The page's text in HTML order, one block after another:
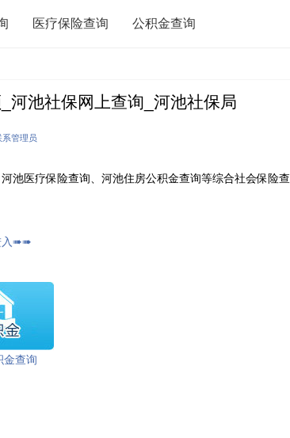
医疗保险查询 公积金查询
河池社保网上查询_河池社保局
系管理员
池医疗保险查询、河池住房公积金查询等综合社会保险查
入➠➠
金查询